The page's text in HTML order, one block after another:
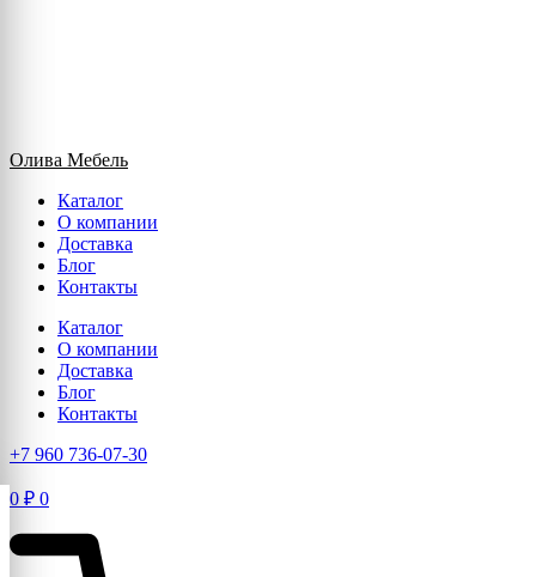
Олива Мебель
Каталог
О компании
Доставка
Блог
Контакты
Каталог
О компании
Доставка
Блог
Контакты
+7 960 736-07-30
0 ₽ 0